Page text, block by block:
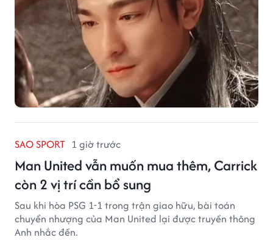
SAO SPORT 1 giờ trước
Man United vẫn muốn mua thêm, Carrick
còn 2 vị trí cần bổ sung
Sau khi hòa PSG 1-1 trong trận giao hữu, bài toán
chuyển nhượng của Man United lại được truyền thông
Anh nhắc đến.